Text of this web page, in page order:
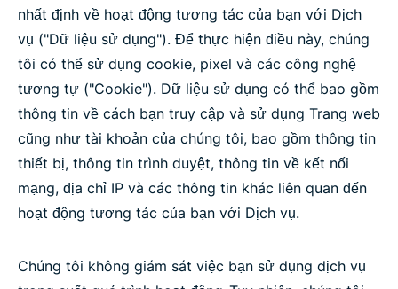
nhất định về hoạt động tương tác của bạn với Dịch
vụ ("Dữ liệu sử dụng"). Để thực hiện điều này, chúng
tôi có thể sử dụng cookie, pixel và các công nghệ
tương tự ("Cookie"). Dữ liệu sử dụng có thể bao gồm
thông tin về cách bạn truy cập và sử dụng Trang web
cũng như tài khoản của chúng tôi, bao gồm thông tin
thiết bị, thông tin trình duyệt, thông tin về kết nối
mạng, địa chỉ IP và các thông tin khác liên quan đến
hoạt động tương tác của bạn với Dịch vụ.
Chúng tôi không giám sát việc bạn sử dụng dịch vụ